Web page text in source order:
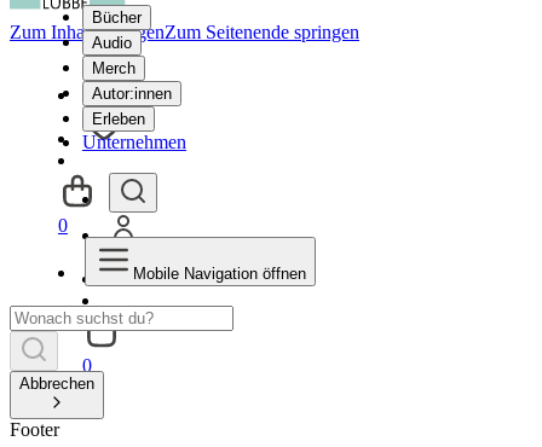
Bücher
Audio
Merch
Autor:innen
Erleben
Unternehmen
0
Zum Inhalt springenZum Seitenende springen
0
Mobile Navigation öffnen
Abbrechen
Footer